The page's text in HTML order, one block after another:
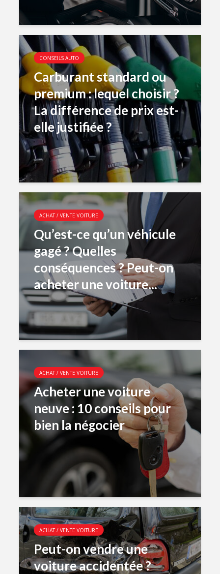
CONSEILS AUTO
Carburant standard ou
premium : lequel choisir ?
La différence de prix est-
elle justifiée ?
ACHAT / VENTE VOITURE
Qu’est-ce qu’un véhicule
gagé ? Quelles
conséquences ? Peut-on
acheter une voiture...
ACHAT / VENTE VOITURE
Acheter une voiture
neuve : 10 conseils pour
bien la négocier
ACHAT / VENTE VOITURE
Peut-on vendre une
voiture accidentée ?